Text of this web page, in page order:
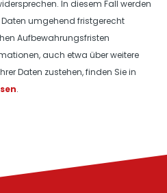
In diesem Fall werden
umgehend fristgerecht
Aufbewahrungsfristen
auch etwa über weitere
Daten zustehen, finden Sie in
.